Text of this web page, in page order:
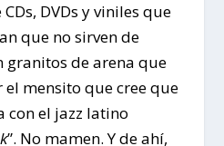
DVDs y viniles que
que no sirven de
de arena que
mensito que cree que
con el jazz latino
”. No mamen. Y de ahí,